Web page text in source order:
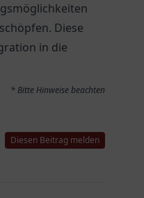
Diese
in die
* Bitte Hinweise beachten
Diesen Beitrag melden